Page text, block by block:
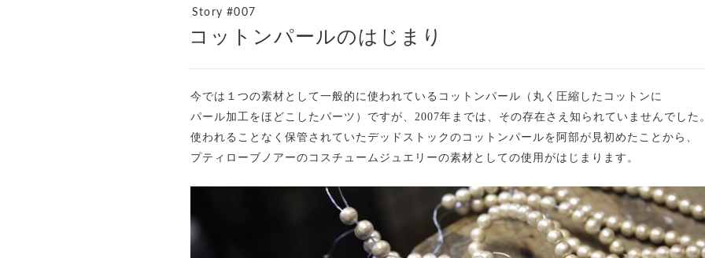
Story #007
コットンパールのはじまり
今では１つの素材として一般的に使われているコットンパール（丸く圧縮したコットンに
パール加工をほどこしたパーツ）ですが、2007年までは、その存在さえ知られていませんでした
使われることなく保管されていたデッドストックのコットンパールを阿部が見初めたことから、
プティローブノアーのコスチュームジュエリーの素材としての使用がはじまります。